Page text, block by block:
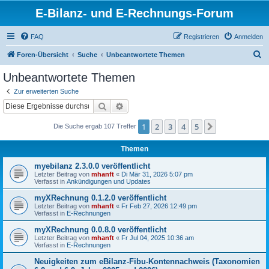
E-Bilanz- und E-Rechnungs-Forum
FAQ Anmelden
Registrieren
Foren-Übersicht Suche Unbeantwortete Themen
Unbeantwortete Themen
Zur erweiterten Suche
Suche
Die Suche ergab 107 Treffer 1 2 3 4 5
Themen
myebilanz 2.3.0.0 veröffentlicht
Letzter Beitrag von mhanft « Di Mär 31, 2026 5:07 pm
Verfasst in Ankündigungen und Updates
myXRechnung 0.1.2.0 veröffentlicht
Letzter Beitrag von mhanft « Fr Feb 27, 2026 12:49 pm
Verfasst in E-Rechnungen
myXRechnung 0.0.8.0 veröffentlicht
Letzter Beitrag von mhanft « Fr Jul 04, 2025 10:36 am
Verfasst in E-Rechnungen
Neuigkeiten zum eBilanz-Fibu-Kontennachweis (Taxonomien